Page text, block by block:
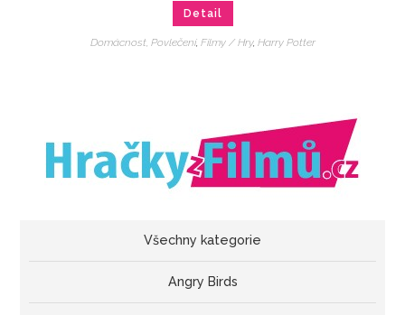
Detail
Domácnost, Povlečení, Filmy / Hry, Harry Potter
Všechny kategorie
Angry Birds